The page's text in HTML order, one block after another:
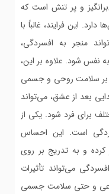
و پر تنش است که
این فرایند، غالباً با
منجر به افسردگی،
نفس شود. علاوه بر این،
بر سلامت روحی و جسمی
بعد از عشق، می‌تواند
برای فرد شود. یکی از
است. این احساس
کرده و به تدریج بر روی
می‌تواند تأثیرات
و حتی سلامت جسمی